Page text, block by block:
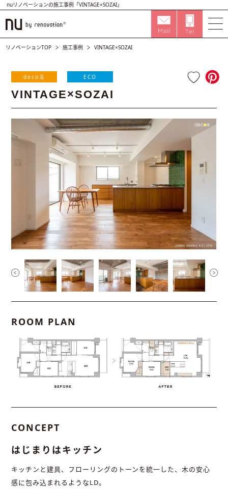
nuリノベーションの施工事例「VINTAGE×SOZAI」
リノベーションTOP 施工事例 VINTAGE×SOZAI
decoる ECO
VINTAGE×SOZAI
ROOM PLAN
CONCEPT
はじまりはキッチン
キッチンと建具、フローリングのトーンを統一した、木の安心
感に包み込まれるようなLD。